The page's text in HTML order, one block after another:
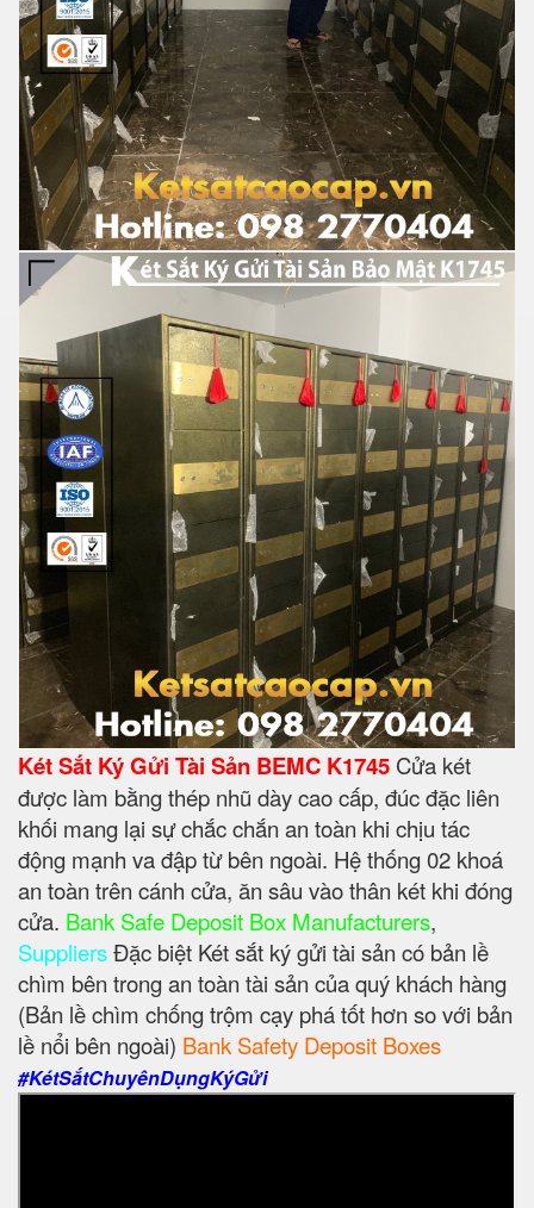
Két Sắt Ký Gửi Tài Sản BEMC K1745 Cửa két
được làm bằng thép nhũ dày cao cấp, đúc đặc liên
khối mang lại sự chắc chắn an toàn khi chịu tác
động mạnh va đập từ bên ngoài. Hệ thống 02 khoá
an toàn trên cánh cửa, ăn sâu vào thân két khi đóng
cửa. Bank Safe Deposit Box Manufacturers,
SuppliersĐặc biệt Két sắt ký gửi tài sản có bản lề
chìm bên trong an toàn tài sản của quý khách hàng
(Bản lề chìm chống trộm cạy phá tốt hơn so với bản
lề nổi bên ngoài) Bank Safety Deposit Boxes
#KétSắtChuyênDụngKýGửi